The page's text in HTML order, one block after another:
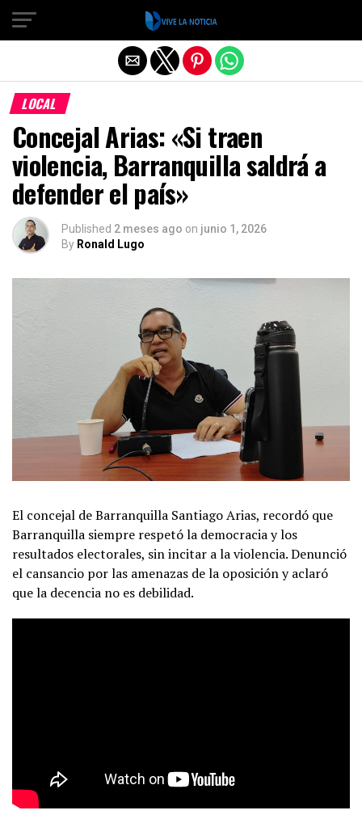
LOCAL
Concejal Arias: «Si traen
violencia, Barranquilla saldrá a
defender el país»
Published 2 meses ago on junio 1, 2026
By Ronald Lugo
El concejal de Barranquilla Santiago Arias, recordó que
Barranquilla siempre respetó la democracia y los
resultados electorales, sin incitar a la violencia. Denunció
el cansancio por las amenazas de la oposición y aclaró
que la decencia no es debilidad.
Salir de la versión móvil